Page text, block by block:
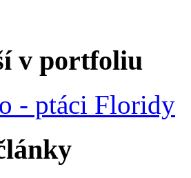
v portfoliu
- ptáci Floridy